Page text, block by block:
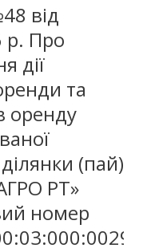
від
р. Про
дії
та
оренду
(пай)
РТ»
номер